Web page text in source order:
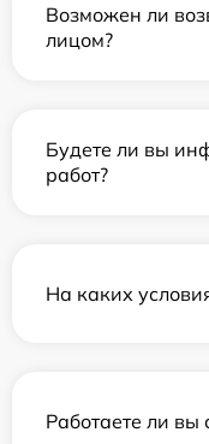
Возможен ли
лицом?
Будете ли вы
работ?
На каких
Работаете ли вы